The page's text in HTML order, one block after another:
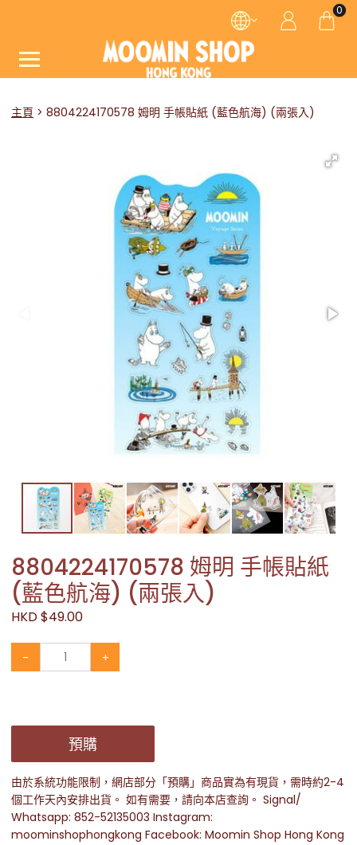
0
主頁 8804224170578 姆明 手帳貼紙 (藍色航海) (兩張入)
8804224170578 姆明 手帳貼紙
(藍色航海) (兩張入)
HKD $49.00
- +
預購
由於系統功能限制，網店部分「預購」商品實為有現貨，需時約2-4
個工作天內安排出貨。 如有需要，請向本店查詢。 Signal/
Whatsapp: 852-52135003 Instagram:
moominshophongkong Facebook: Moomin Shop Hong Kong